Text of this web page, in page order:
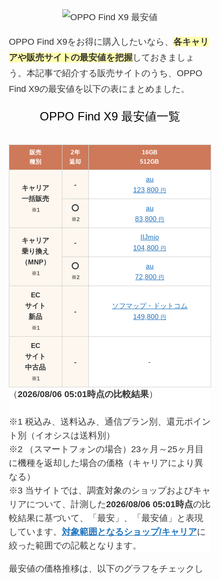
OPPO Find X9をお得に購入したいなら、 各キャリ
アや販売サイトの最安値を把握しておきましょ
う。本記事で紹介する販売サイトのうち、OPPO
Find X9の最安値を以下の表にまとめました。
OPPO Find X9 最安値一覧
販売
種別
2年
返却
16GB
512GB
キャリア
一括販売
※1
-
au
123,800 円
⭕️
※2
au
83,800 円
キャリア
乗り換え
（MNP）
※1
-
IIJmio
104,800 円
⭕️
※2
au
72,800 円
EC
サイト
新品
※1
-
ソフマップ・ドットコム
149,800 円
EC
サイト
中古品
※1
- -
（2026/08/06 05:01時点の比較結果）
※1 税込み、送料込み、通信プラン別、還元ポイン
ト別（イオシスは送料別）
※2 （スマートフォンの場合）23ヶ月～25ヶ月目
に機種を返却した場合の価格（キャリアにより異
なる）
※3 当サイトでは、調査対象のショップおよびキャ
リアについて、計測した2026/08/06 05:01時点の比
較結果に基づいて、「最安」、「最安値」と表現
しています。 対象範囲となるショップ/キャリアに
絞った範囲での記載となります。
最安値の価格推移は、以下のグラフをチェックし